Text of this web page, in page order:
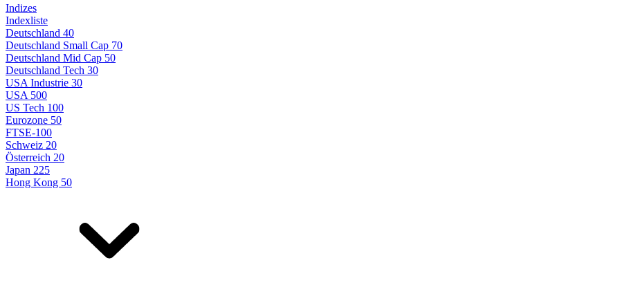
Indizes
Indexliste
Deutschland 40
Deutschland Small Cap 70
Deutschland Mid Cap 50
Deutschland Tech 30
USA Industrie 30
USA 500
US Tech 100
Eurozone 50
FTSE-100
Schweiz 20
Österreich 20
Japan 225
Hong Kong 50